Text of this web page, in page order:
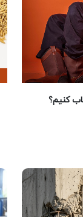
کنیم؟